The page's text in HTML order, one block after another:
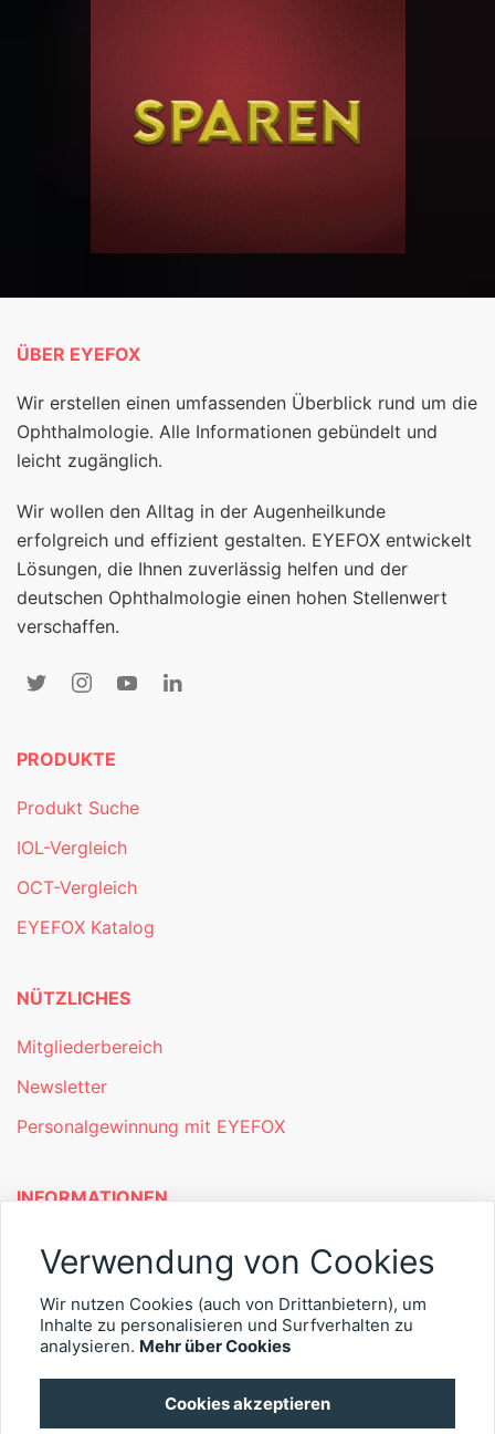
ÜBER EYEFOX
Wir erstellen einen umfassenden Überblick rund um die
Ophthalmologie. Alle Informationen gebündelt und
leicht zugänglich.
Wir wollen den Alltag in der Augenheilkunde
erfolgreich und effizient gestalten. EYEFOX entwickelt
Lösungen, die Ihnen zuverlässig helfen und der
deutschen Ophthalmologie einen hohen Stellenwert
verschaffen.
PRODUKTE
Produkt Suche
IOL-Vergleich
OCT-Vergleich
EYEFOX Katalog
NÜTZLICHES
Mitgliederbereich
Newsletter
Personalgewinnung mit EYEFOX
INFORMATIONEN
Was ist EYEFOX – Ihre Möglichkeiten
Kontakt
Verwendung von Cookies
Wir nutzen Cookies (auch von Drittanbietern), um
Inhalte zu personalisieren und Surfverhalten zu
analysieren. Mehr über Cookies
Cookies akzeptieren